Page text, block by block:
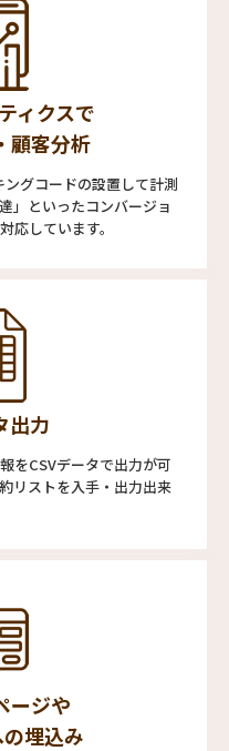
ィクスで
顧客分析
グコードの設置して計測
」といったコンバージョ
応しています。
出力
をCSVデータで出力が可
リストを入手・出力出来
ージや
埋込み